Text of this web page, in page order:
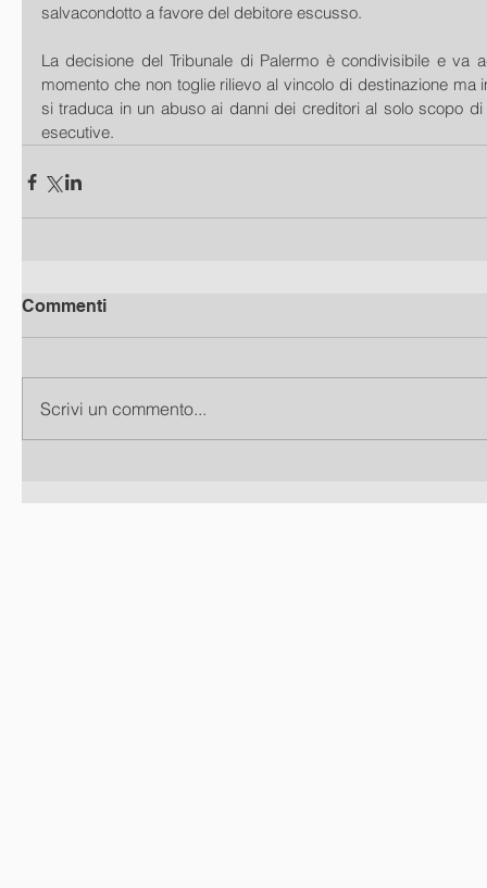
salvacondotto a favore del debitore escusso.
La decisione del Tribunale di Palermo è condivisibile e va
momento che non toglie rilievo al vincolo di destinazione ma
si traduca in un abuso ai danni dei creditori al solo scopo di
esecutive.
Commenti
Scrivi un commento...